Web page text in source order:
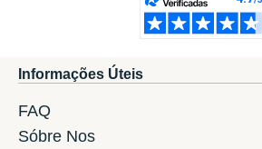
Informações Úteis
FAQ
Sóbre Nos